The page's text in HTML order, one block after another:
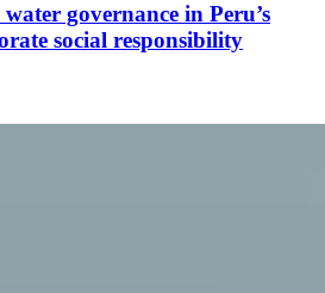
governance in Peru’s
social responsibility